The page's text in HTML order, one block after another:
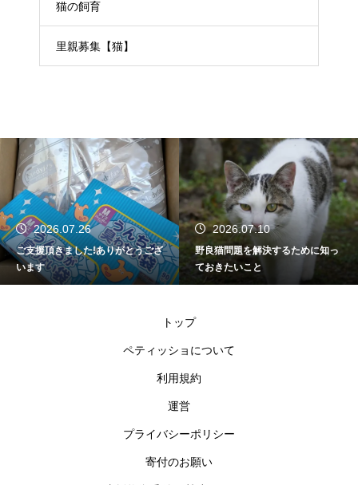
猫の飼育
里親募集【猫】
2026.07.26
ご支援頂きました!ありがとうござ
います
2026.07.10
野良猫問題を解決するために知っ
ておきたいこと
トップ
ペティッショについて
利用規約
運営
プライバシーポリシー
寄付のお願い